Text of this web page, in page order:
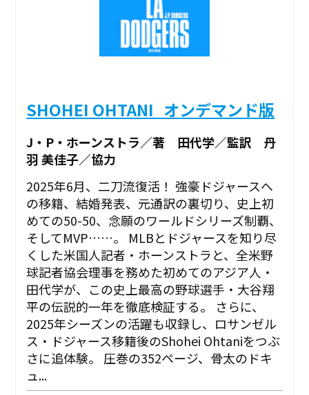
SHOHEI OHTANI_オンデマンド版
J・P・ホーンストラ／著 田代学／監訳 丹
羽 美佳子／協力
2025年6月、二刀流復活！ 強豪ドジャースへ
の移籍、結婚発表、元通訳の裏切り、史上初
めての50-50、念願のワールドシリーズ制覇、
そしてMVP……。 MLBとドジャースを知り尽
くした米国人記者・ホーンストラと、全米野
球記者協会理事を務めた初めてのアジア人・
田代学が、この史上最高の野球選手・大谷翔
平の伝説的一年を徹底検証する。 さらに、
2025年シーズンの活躍も収録し、ロサンゼル
ス・ドジャース移籍後のShohei Ohtaniをつぶ
さに追体験。 圧巻の352ページ、骨太のドキ
ュ...